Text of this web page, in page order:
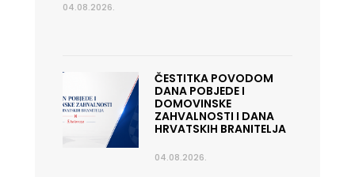
04.08.2026.
ČESTITKA POVODOM
DANA POBJEDE I
DOMOVINSKE
ZAHVALNOSTI I DANA
HRVATSKIH BRANITELJA
04.08.2026.